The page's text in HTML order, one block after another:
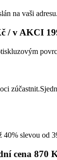
na vaši
/ v AKCI
40% slevou od
cena 870